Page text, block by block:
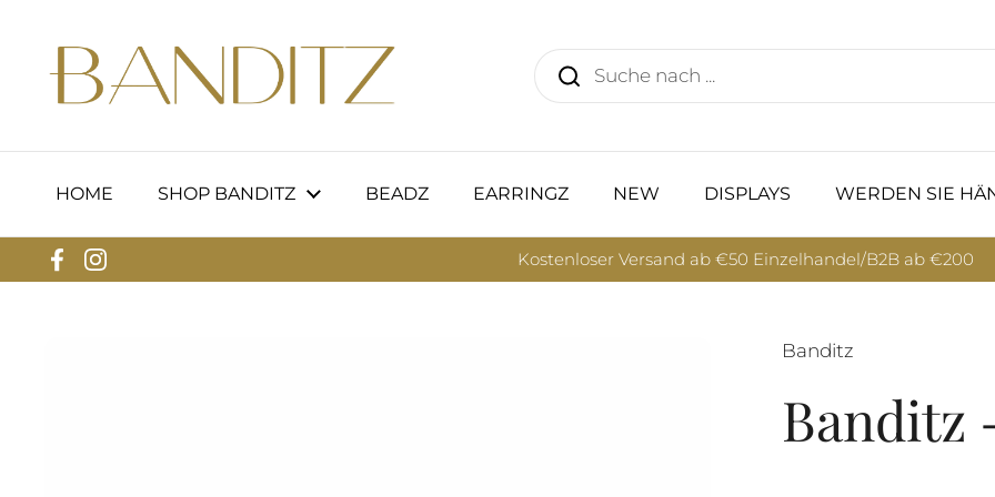
HOME SHOP BANDITZ BEADZ EARRINGZ NEW DISPLAYS WERDEN SIE
Facebook
Instagram
Kostenloser Versand ab €50 Einzelhandel/B2B ab €200
Banditz
Banditz